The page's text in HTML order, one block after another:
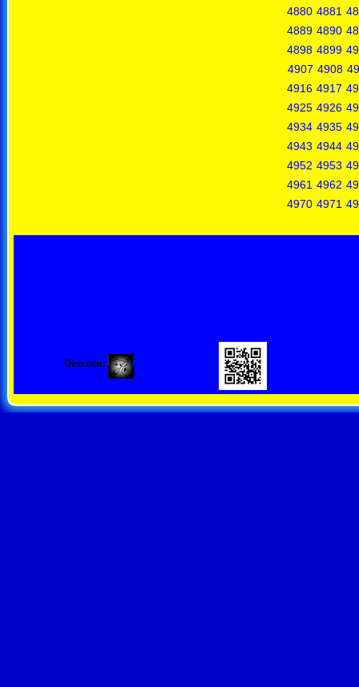
4880 4881
4889 4890
4898 4899
4907 4908
4916 4917
4925 4926
4934 4935
4943 4944
4952 4953
4961 4962
4970 4971
Dirección: